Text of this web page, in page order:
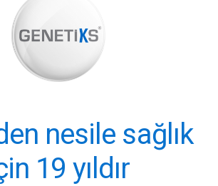
nesile sağlık
19 yıldır